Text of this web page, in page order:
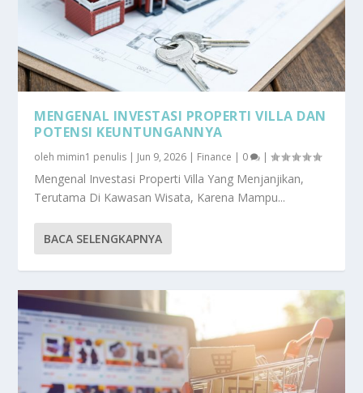
MENGENAL INVESTASI PROPERTI VILLA DAN
POTENSI KEUNTUNGANNYA
oleh mimin1 penulis | Jun 9, 2026 | Finance | 0 |
Mengenal Investasi Properti Villa Yang Menjanjikan,
Terutama Di Kawasan Wisata, Karena Mampu...
BACA SELENGKAPNYA